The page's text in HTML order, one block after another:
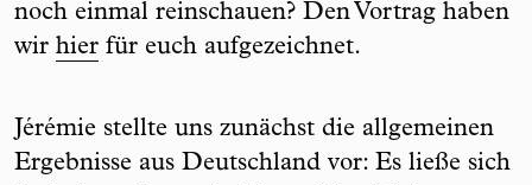
noch einmal reinschauen? Den Vortrag haben
wir hier für euch aufgezeichnet.
Jérémie stellte uns zunächst die allgemeinen
Ergebnisse aus Deutschland vor: Es ließe sich